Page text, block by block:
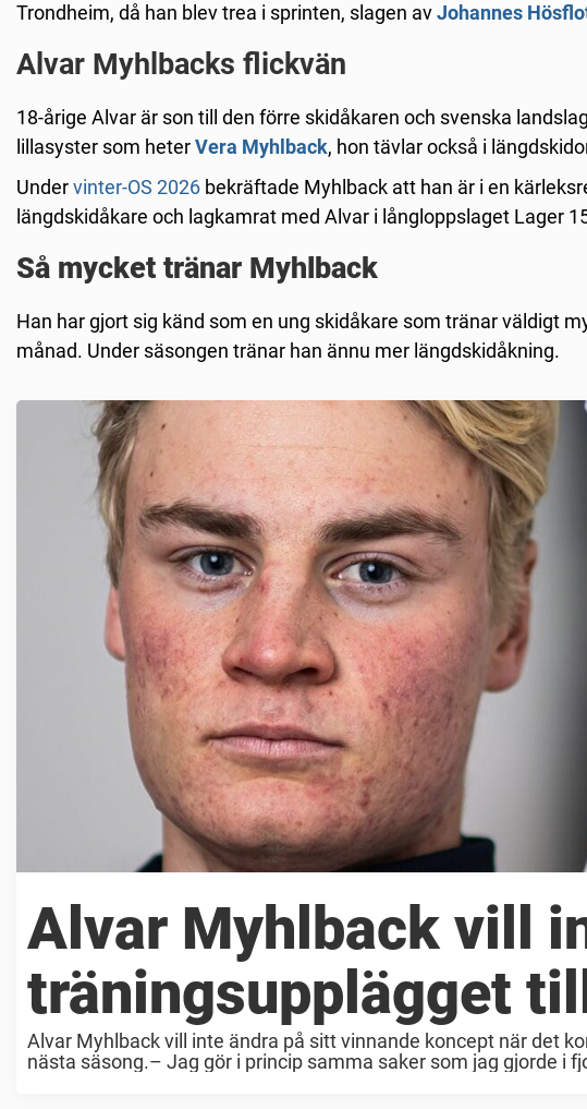
Trondheim, då han blev trea i sprinten, slagen avJohannes
Alvar Myhlbacks flickvän
18-årige Alvar är son till den förre skidåkaren och svenska
lillasyster som heterVera Myhlback, hon tävlar också i
Undervinter-OS 2026 bekräftade Myhlback att han är i en
längdskidåkare och lagkamrat med Alvar i långloppslaget Lager
Så mycket tränar Myhlback
Han har gjort sig känd som en ung skidåkare som tränar väldigt
månad. Under säsongen tränar han ännu mer längdskidåkning.
Alvar Myhlback vill
träningsupplägget
Alvar Myhlback vill inte ändra på sitt vinnande koncept när det
nästa säsong.– Jag gör i princip samma saker som jag gjorde i